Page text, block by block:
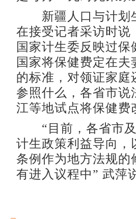
新疆人口与计划
在接受记者采访时说
国家计生委反映过
国家将保健费定在
的标准，对领证家
参照什么，各省市
江等地试点将保健费
“目前，各省市及
计生政策利益导向，
条例作为地方法规的
有进入议程中” 武萍